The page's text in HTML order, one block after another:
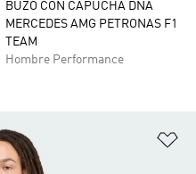
BUZO CON CAPUCHA DNA
MERCEDES AMG PETRONAS F1
TEAM
Hombre Performance